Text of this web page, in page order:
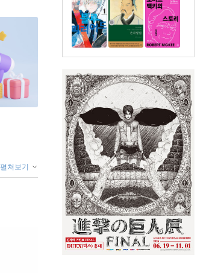
펼쳐보기